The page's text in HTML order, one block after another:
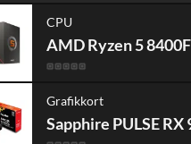
CPU
AMD Ryzen 5 8400F
Grafikkort
Sapphire PULSE